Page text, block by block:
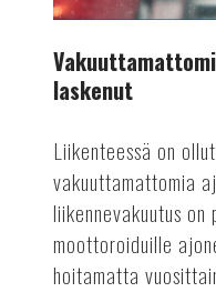
laskenut
Liikenteessä on
vakuuttamattomia
liikennevakuutus
moottoroiduille
hoitamatta